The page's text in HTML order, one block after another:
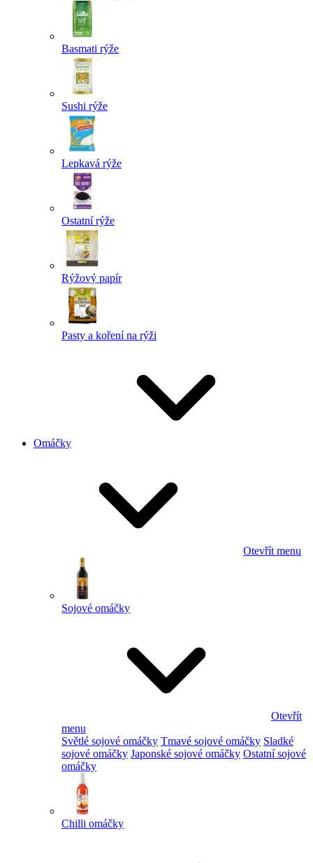
Basmati rýže
Sushi rýže
Lepkavá rýže
Ostatní rýže
Rýžový papír
Pasty a koření na rýži
Omáčky
Otevřít menu
Sojové omáčky
Otevřít
menu
Světlé sojové omáčky Tmavé sojové omáčky Sladké
sojové omáčky Japonské sojové omáčky Ostatní sojové
omáčky
Chilli omáčky